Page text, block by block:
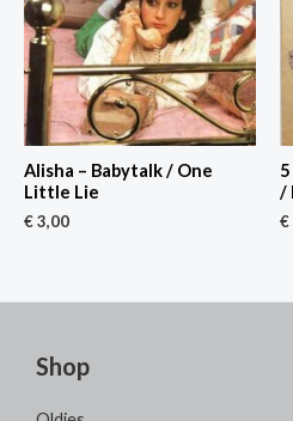
Alisha – Babytalk / One
Little Lie
€3,00
/
€
Shop